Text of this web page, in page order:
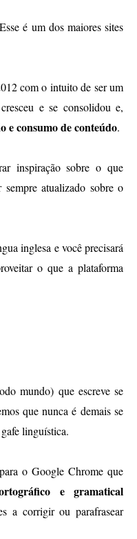
é um dos maiores sites
com o intuito de ser um
e se consolidou e,
e consumo de conteúdo.
inspiração sobre o que
atualizado sobre o
inglesa e você precisará
o que a plataforma
mundo) que escreve se
que nunca é demais se
linguística.
e gramatical
a corrigir ou parafrasear